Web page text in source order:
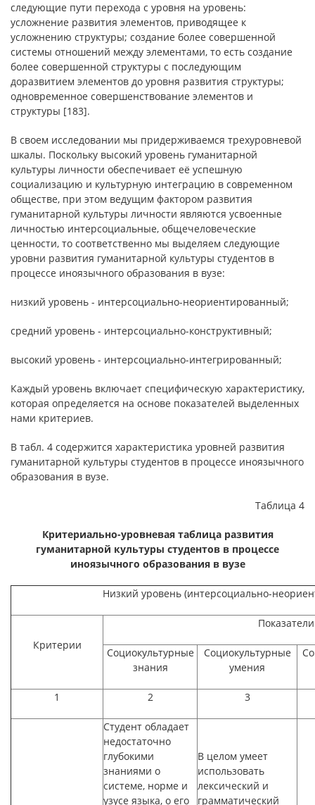
следующие пути перехода с уровня на уровень:
усложнение развития элементов, приводящее к
усложнению структуры; создание более совершенной
системы отношений между элементами, то есть создание
более совершенной структуры с последующим
доразвитием элементов до уровня развития структуры;
одновременное совершенствование элементов и
структуры [183].
В своем исследовании мы придерживаемся трехуровневой
шкалы. Поскольку высокий уровень гуманитарной
культуры личности обеспечивает её успешную
социализацию и культурную интеграцию в современном
обществе, при этом ведущим фактором развития
гуманитарной культуры личности являются усвоенные
личностью интерсоциальные, общечеловеческие
ценности, то соответственно мы выделяем следующие
уровни развития гуманитарной культуры студентов в
процессе иноязычного образования в вузе:
низкий уровень - интерсоциально-неориентированный;
средний уровень - интерсоциально-конструктивный;
высокий уровень - интерсоциально-интегрированный;
Каждый уровень включает специфическую характеристику,
которая определяется на основе показателей выделенных
нами критериев.
В табл. 4 содержится характеристика уровней развития
гуманитарной культуры студентов в процессе иноязычного
образования в вузе.
Таблица 4
Критериально-уровневая таблица развития
гуманитарной культуры студентов в процессе
иноязычного образования в вузе
Низкий уровень (интерсоциально-
Критерии
Показатели
Социокультурные
знания
Социокультурные
умения
1 2 3
Студент обладает
недостаточно
глубокими
знаниями о
системе, норме и
узусе языка, о его
В целом умеет
использовать
лексический и
грамматический